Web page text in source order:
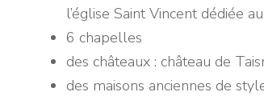
l’église Saint Vincent dédiée
6 chapelles
des châteaux : château de
des maisons anciennes de